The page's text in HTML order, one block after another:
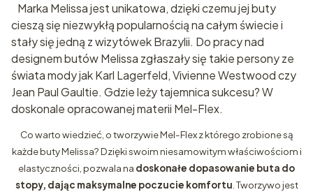
Marka Melissa jest unikatowa, dzięki czemu jej buty
cieszą się niezwykłą popularnością na całym świecie i
stały się jedną z wizytówek Brazylii. Do pracy nad
designem butów Melissa zgłaszały się takie persony ze
świata mody jak Karl Lagerfeld, Vivienne Westwood czy
Jean Paul Gaultie. Gdzie leży tajemnica sukcesu? W
doskonale opracowanej materii Mel-Flex.
Co warto wiedzieć, o tworzywie Mel-Flex z którego zrobione są
każde buty Melissa? Dzięki swoim niesamowitym właściwościom i
elastyczności, pozwala na doskonałe dopasowanie buta do
stopy, dając maksymalne poczucie komfortu . Tworzywo jest